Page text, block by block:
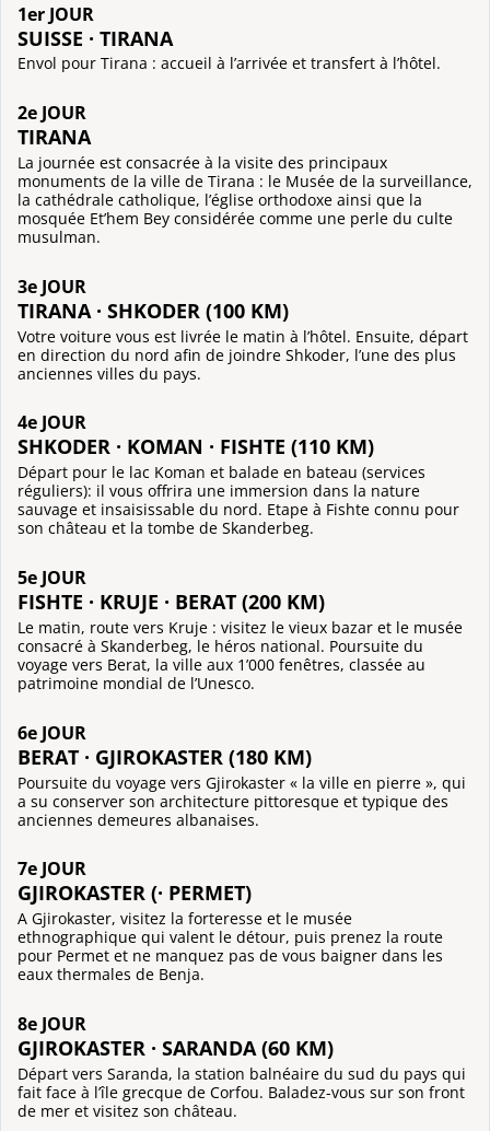
1er JOUR
SUISSE · TIRANA
Envol pour Tirana : accueil à l’arrivée et transfert à l’hôtel.
2e JOUR
TIRANA
La journée est consacrée à la visite des principaux
monuments de la ville de Tirana : le Musée de la surveillance,
la cathédrale catholique, l’église orthodoxe ainsi que la
mosquée Et’hem Bey considérée comme une perle du culte
musulman.
3e JOUR
TIRANA · SHKODER (100 KM)
Votre voiture vous est livrée le matin à l’hôtel. Ensuite, départ
en direction du nord afin de joindre Shkoder, l’une des plus
anciennes villes du pays.
4e JOUR
SHKODER · KOMAN · FISHTE (110 KM)
Départ pour le lac Koman et balade en bateau (services
réguliers): il vous offrira une immersion dans la nature
sauvage et insaisissable du nord. Etape à Fishte connu pour
son château et la tombe de Skanderbeg.
5e JOUR
FISHTE · KRUJE · BERAT (200 KM)
Le matin, route vers Kruje : visitez le vieux bazar et le musée
consacré à Skanderbeg, le héros national. Poursuite du
voyage vers Berat, la ville aux 1’000 fenêtres, classée au
patrimoine mondial de l’Unesco.
6e JOUR
BERAT · GJIROKASTER (180 KM)
Poursuite du voyage vers Gjirokaster « la ville en pierre », qui
a su conserver son architecture pittoresque et typique des
anciennes demeures albanaises.
7e JOUR
GJIROKASTER (· PERMET)
A Gjirokaster, visitez la forteresse et le musée
ethnographique qui valent le détour, puis prenez la route
pour Permet et ne manquez pas de vous baigner dans les
eaux thermales de Benja.
8e JOUR
GJIROKASTER · SARANDA (60 KM)
Départ vers Saranda, la station balnéaire du sud du pays qui
fait face à l’île grecque de Corfou. Baladez-vous sur son front
de mer et visitez son château.